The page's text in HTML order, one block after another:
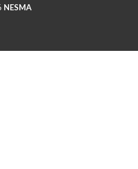
NESMA